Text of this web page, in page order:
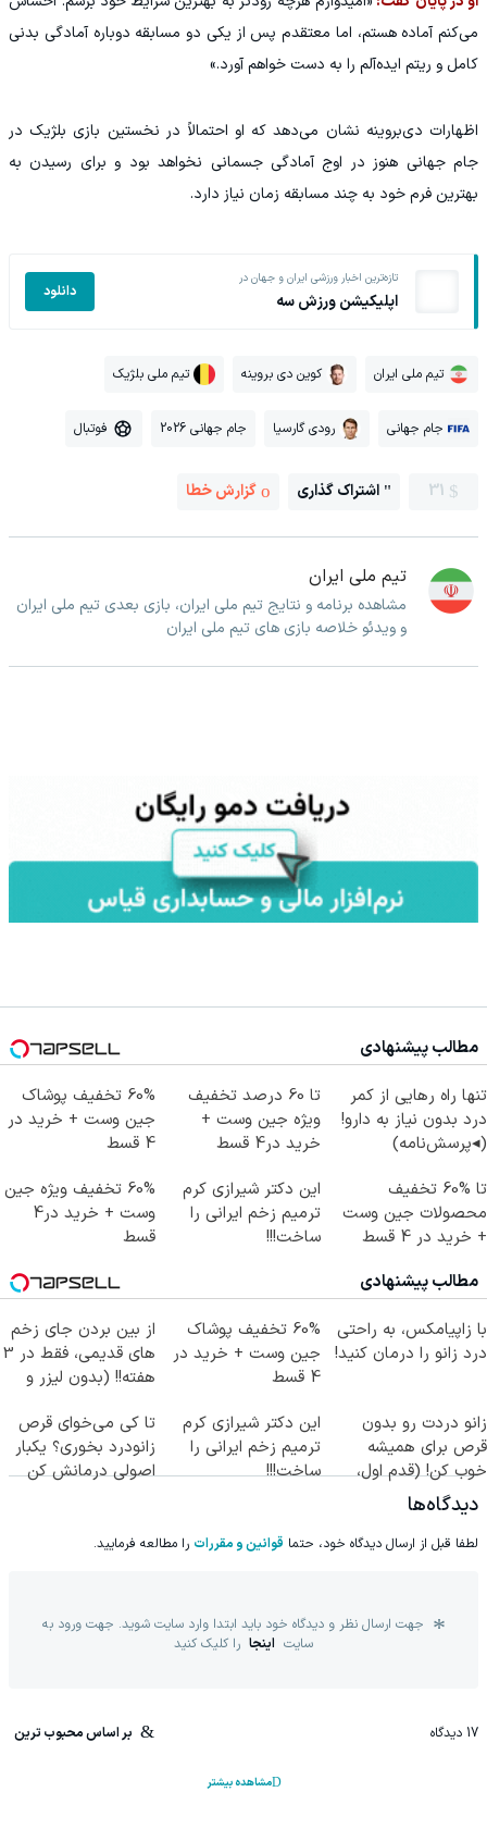
می‌کنم آماده هستم، اما معتقدم پس از یکی دو مسابقه دوباره آمادگی بدنی
کامل و ریتم ایده‌آلم را به دست خواهم آورد.»
اظهارات دی‌بروینه نشان می‌دهد که او احتمالاً در نخستین بازی بلژیک در
جام جهانی هنوز در اوج آمادگی جسمانی نخواهد بود و برای رسیدن به
بهترین فرم خود به چند مسابقه زمان نیاز دارد.
تازه‌ترین اخبار ورزشی ایران و جهان در
اپلیکیشن ورزش سه دانلود
تیم ملی ایران کوین دی بروینه تیم ملی بلژیک
جام جهانی رودی گارسیا جام جهانی 2026 فوتبال
31 اشتراک گذاری گزارش خطا
تیم ملی ایران
مشاهده برنامه و نتایج تیم ملی ایران، بازی بعدی تیم ملی ایران
و ویدئو خلاصه بازی های تیم ملی ایران
مطالب پیشنهادی
تنها راه رهایی از کمر
درد بدون نیاز به دارو!
(◂پرسش‌نامه)
تا 60 درصد تخفیف
ویژه جین وست +
خرید در4 قسط
60% تخفیف پوشاک
جین وست + خرید در
4 قسط
تا %60 تخفیف
محصولات جین وست
+ خرید در 4 قسط
این دکتر شیرازی کرم
ترمیم زخم ایرانی را
ساخت!!!
60% تخفیف ویژه جین
وست + خرید در4
قسط
مطالب پیشنهادی
با زاپیامکس، به راحتی
درد زانو را درمان کنید!
60% تخفیف پوشاک
جین وست + خرید در
4 قسط
از بین بردن جای زخم
های قدیمی، فقط در 3
هفته!! (بدون لیزر و
زانو دردت رو بدون
قرص برای همیشه
خوب کن! (قدم اول،
پرسش‌نامه)
این دکتر شیرازی کرم
ترمیم زخم ایرانی را
ساخت!!!
تا کی می‌خوای قرص
زانودرد بخوری؟ یکبار
اصولی درمانش کن
دیدگاه‌ها
لطفا قبل از ارسال دیدگاه خود، حتما قوانین و مقررات را مطالعه فرمایید.
جهت ارسال نظر و دیدگاه خود باید ابتدا وارد سایت شوید. جهت ورود به
سایت اینجا را کلیک کنید
17 دیدگاه بر اساس محبوب ترین
مشاهده بیشتر